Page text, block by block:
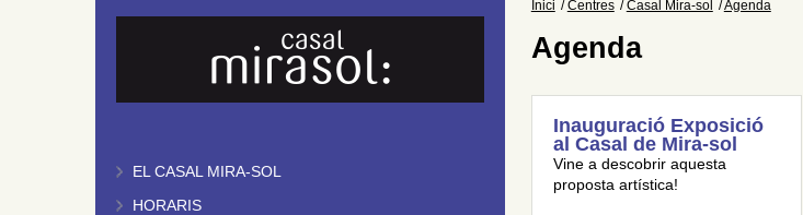
EL CASAL MIRA-SOL
HORARIS
Inici Centres Casal Mira-sol Agenda
Agenda
Inauguració Exposició
al Casal de Mira-sol
Vine a descobrir aquesta
proposta artística!